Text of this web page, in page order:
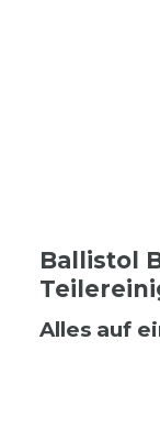
Ballistol
Alles auf